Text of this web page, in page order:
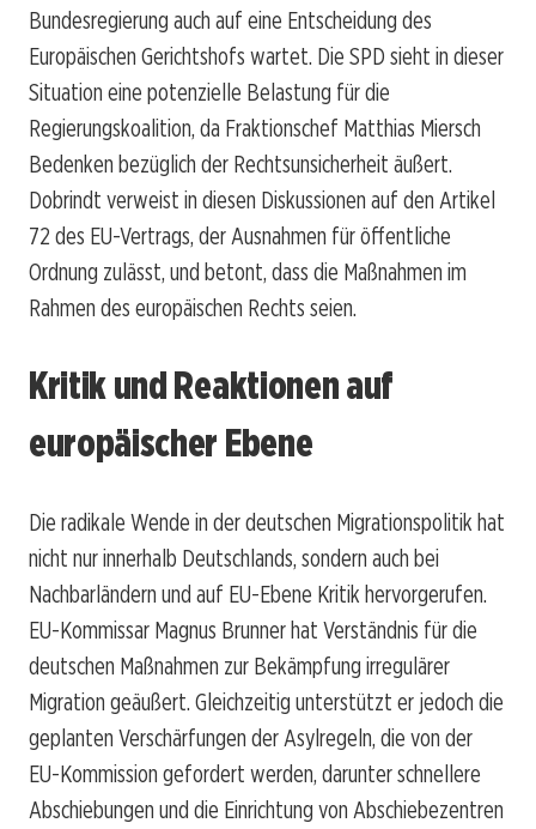
Bundesregierung auch auf eine Entscheidung des
Europäischen Gerichtshofs wartet. Die SPD sieht in dieser
Situation eine potenzielle Belastung für die
Regierungskoalition, da Fraktionschef Matthias Miersch
Bedenken bezüglich der Rechtsunsicherheit äußert.
Dobrindt verweist in diesen Diskussionen auf den Artikel
72 des EU-Vertrags, der Ausnahmen für öffentliche
Ordnung zulässt, und betont, dass die Maßnahmen im
Rahmen des europäischen Rechts seien.
Kritik und Reaktionen auf
europäischer Ebene
Die radikale Wende in der deutschen Migrationspolitik hat
nicht nur innerhalb Deutschlands, sondern auch bei
Nachbarländern und auf EU-Ebene Kritik hervorgerufen.
EU-Kommissar Magnus Brunner hat Verständnis für die
deutschen Maßnahmen zur Bekämpfung irregulärer
Migration geäußert. Gleichzeitig unterstützt er jedoch die
geplanten Verschärfungen der Asylregeln, die von der
EU-Kommission gefordert werden, darunter schnellere
Abschiebungen und die Einrichtung von Abschiebezentren